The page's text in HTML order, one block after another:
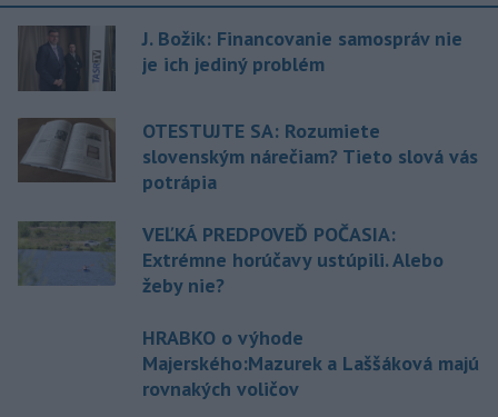
J. Božik: Financovanie samospráv nie
je ich jediný problém
OTESTUJTE SA: Rozumiete
slovenským nárečiam? Tieto slová vás
potrápia
VEĽKÁ PREDPOVEĎ POČASIA:
Extrémne horúčavy ustúpili. Alebo
žeby nie?
HRABKO o výhode
Majerského:Mazurek a Laššáková majú
rovnakých voličov